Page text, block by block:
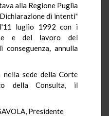
alla Regione Puglia
di intenti"
luglio 1992 con i
e del lavoro del
conseguenza, annulla
nella sede della Corte
della Consulta, il
Presidente